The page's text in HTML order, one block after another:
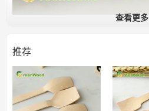
查看更多
推荐